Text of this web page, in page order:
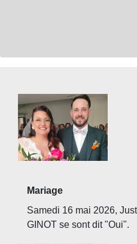
Mariage
Samedi 16 mai 2026,
GINOT se sont dit "Oui".